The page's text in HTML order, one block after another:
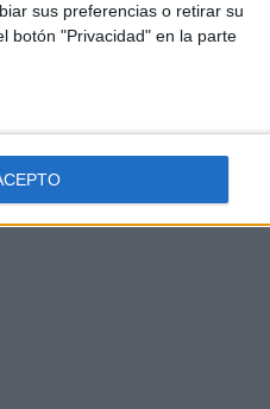
sus preferencias o retirar su
botón "Privacidad" en la parte